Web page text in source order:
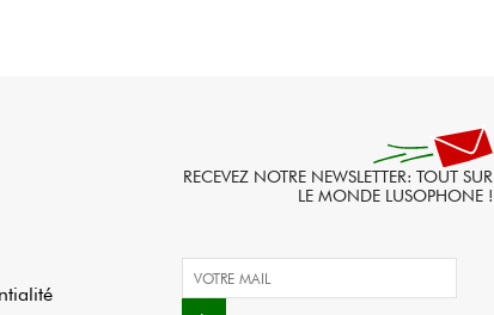
RECEVEZ NOTRE NEWSLETTER: TOUT SUR
LE MONDE LUSOPHONE !